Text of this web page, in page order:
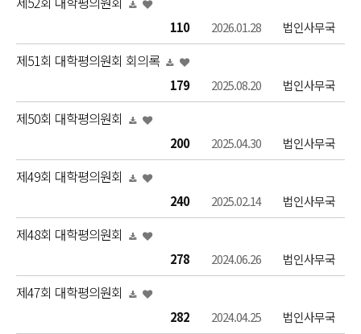
법인사무국
2026.01.28
110
제51회 대학평의원회 회의록
법인사무국
2025.08.20
179
제50회 대학평의원회
법인사무국
2025.04.30
200
제49회 대학평의원회
법인사무국
2025.02.14
240
제48회 대학평의원회
법인사무국
2024.06.26
278
제47회 대학평의원회
법인사무국
2024.04.25
282